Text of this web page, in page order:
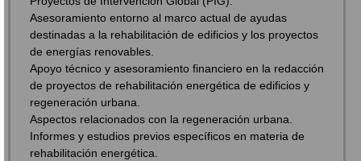
Asesoramiento entorno al marco actual de ayudas
destinadas a la rehabilitación de edificios y los proyectos
de energías renovables.
Apoyo técnico y asesoramiento financiero en la redacción
de proyectos de rehabilitación energética de edificios y
regeneración urbana.
Aspectos relacionados con la regeneración urbana.
Informes y estudios previos específicos en materia de
rehabilitación energética.